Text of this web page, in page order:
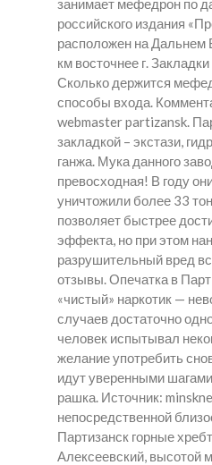
занимает мефедрон по
российского издания
расположен на Дальнем
км восточнее г.
Сколько держится
способы входа.
webmaster partizansk.
закладкой – экстази,
ганжа. Мука данного
превосходная! В году
уничтожили более 33
позволяет быстрее
эффекта, но при этом
разрушительный вред
отзывы. Опечатка в
«чистый» наркотик —
случаев достаточно
человек испытывал
желание употребить
идут уверенными
рашка. Источник:
непосредственной
Партизанск горные
Алексеевский, высотой